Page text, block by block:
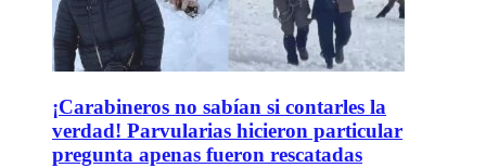
¡Carabineros no sabían si contarles la
verdad! Parvularias hicieron particular
pregunta apenas fueron rescatadas